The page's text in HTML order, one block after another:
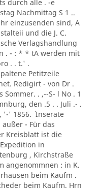
durch alle . -e
Nachmittag S 1 ..
einzusenden sind, A
und die J. C.
Verlagshandlung
. - : * * tA werden mit
. . t.' .
Petitzeile
Redigirt - von Dr .
Sommer. . ,--S- l No . 1
den .5 . . Juli .- .
' 1856. ´ Inserate
- Für das
Kreisblatt ist die
in
, Kirchstraße
angenommnen : in K.
beim Kaufm .
beim Kaufm. Hrn